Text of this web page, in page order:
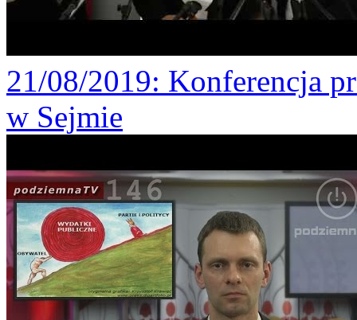
21/08/2019: Konferencja
w Sejmie